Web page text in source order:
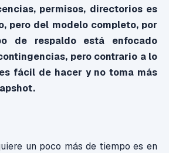
permisos, directorios es
pero del modelo completo, por
de respaldo está enfocado
pero contrario a lo
fácil de hacer y no toma más
un poco más de tiempo es en